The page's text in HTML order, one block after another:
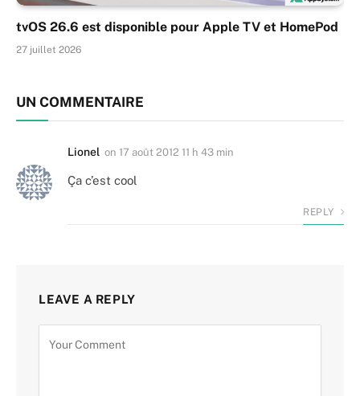
tvOS 26.6 est disponible pour Apple TV et HomePod
27 juillet 2026
UN COMMENTAIRE
Lionel on 17 août 2012 11 h 43 min
Ça c’est cool
REPLY
LEAVE A REPLY